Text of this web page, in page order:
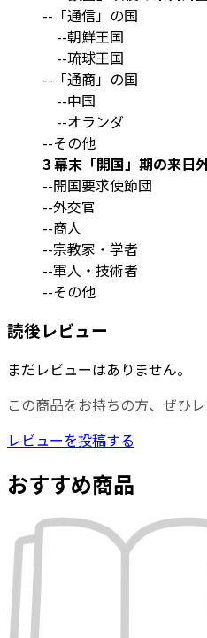
--「通信」の国
--朝鮮王国
--琉球王国
--「通商」の国
--中国
--オランダ
--その他
3 幕末「開国」期の来日
--開国要求使節団
--外交官
--商人
--宗教家・学者
--軍人・技術者
--その他
読後レビュー
まだレビューはありません。
この商品をお持ちの方、ぜひ
レビューを投稿する
おすすめ商品